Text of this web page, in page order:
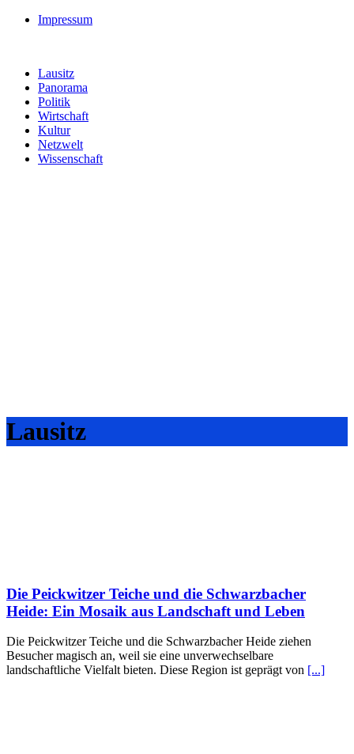
Impressum
Lausitz
Panorama
Politik
Wirtschaft
Kultur
Netzwelt
Wissenschaft
Lausitz
Die Peickwitzer Teiche und die Schwarzbacher
Heide: Ein Mosaik aus Landschaft und Leben
Die Peickwitzer Teiche und die Schwarzbacher Heide ziehen
Besucher magisch an, weil sie eine unverwechselbare
landschaftliche Vielfalt bieten. Diese Region ist geprägt von [...]